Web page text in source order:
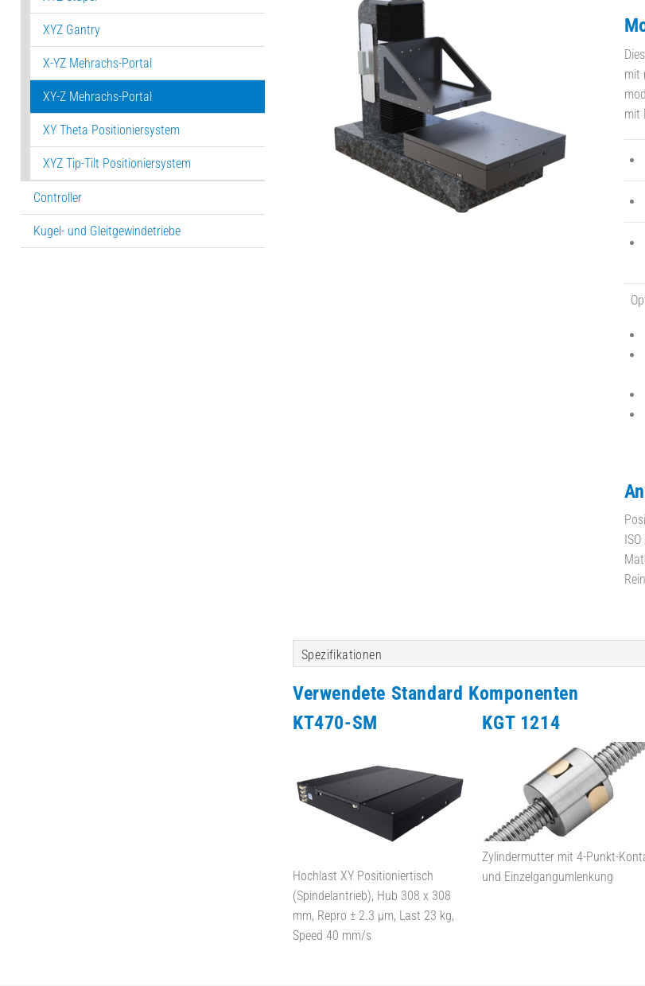
XYZ Gantry
X-YZ Mehrachs-Portal
XY-Z Mehrachs-Portal
XY Theta Positioniersystem
XYZ Tip-Tilt Positioniersystem
Controller
Kugel- und Gleitgewindetriebe
mit
mit
Spezifikationen
Verwendete Standard Komponenten
KT470-SM
Hochlast XY Positioniertisch
(Spindelantrieb), Hub 308 x 308
mm, Repro ± 2.3 µm, Last 23 kg,
Speed 40 mm/s
KGT 1214
Zylindermutter mit 4-Punkt-
und Einzelgangumlenkung